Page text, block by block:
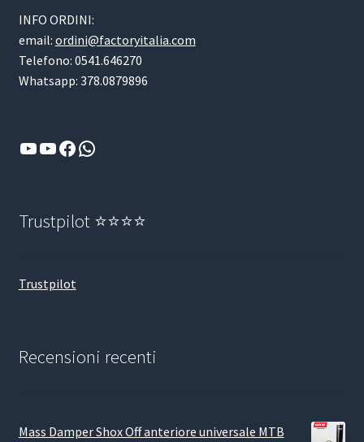
INFO ORDINI:
email: ordini@factoryitalia.com
Telefono: 0541.646270
Whatsapp: 378.0879896
YouTube
YouTube
Facebook
WhatsApp
Trustpilot ⭐⭐⭐⭐
Trustpilot
Recensioni recenti
Mass Damper Shox Off anteriore universale MTB